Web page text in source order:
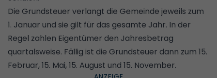
Die Grundsteuer verlangt die Gemeinde jeweils zum
1. Januar und sie gilt für das gesamte Jahr. In der
Regel zahlen Eigentümer den Jahresbetrag
quartalsweise. Fällig ist die Grundsteuer dann zum 15.
Februar, 15. Mai, 15. August und 15. November.